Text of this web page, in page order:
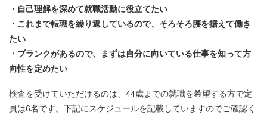
・自己理解を深めて就職活動に役立てたい
・これまで転職を繰り返しているので、そろそろ腰を据えて働き
たい
・ブランクがあるので、まずは自分に向いている仕事を知って方
向性を定めたい
検査を受けていただけるのは、44歳までの就職を希望する方で定
員は6名です。下記にスケジュールを記載していますのでご確認く